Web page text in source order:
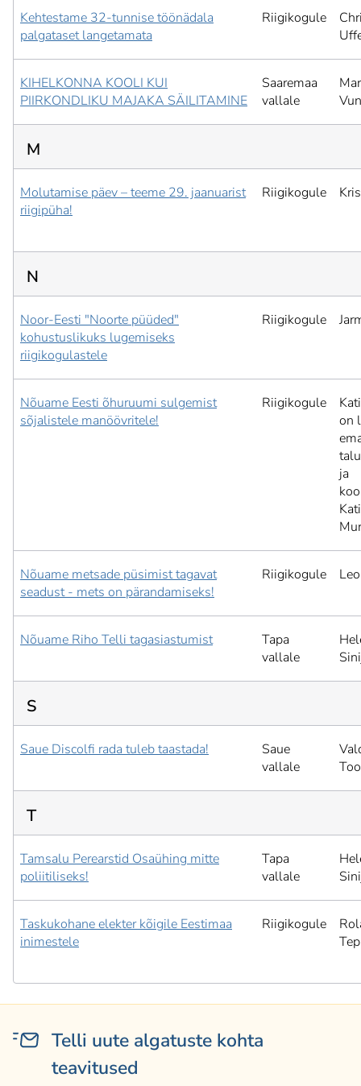
Kehtestame 32-tunnise töönädala
palgataset langetamata
Riigikogule
KIHELKONNA KOOLI KUI
PIIRKONDLIKU MAJAKA SÄILITAMINE
Saaremaa
vallale
M
Molutamise päev – teeme 29. jaanuarist
riigipüha!
Riigikogule
N
Noor-Eesti "Noorte püüded"
kohustuslikuks lugemiseks
riigikogulastele
Riigikogule
Nõuame Eesti õhuruumi sulgemist
sõjalistele manöövritele!
Riigikogule
on
ja
Nõuame metsade püsimist tagavat
seadust - mets on pärandamiseks!
Riigikogule
Nõuame Riho Telli tagasiastumist
Tapa
vallale
S
Saue Discolfi rada tuleb taastada!
Saue
vallale
T
Tamsalu Perearstid Osaühing mitte
poliitiliseks!
Tapa
vallale
Taskukohane elekter kõigile Eestimaa
inimestele
Riigikogule
Telli uute algatuste kohta
teavitused